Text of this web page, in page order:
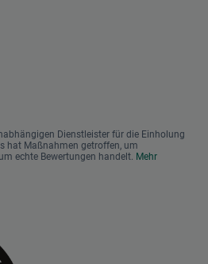
Dienstleister für die Einholung
hat Maßnahmen getroffen, um
echte Bewertungen handelt. Mehr